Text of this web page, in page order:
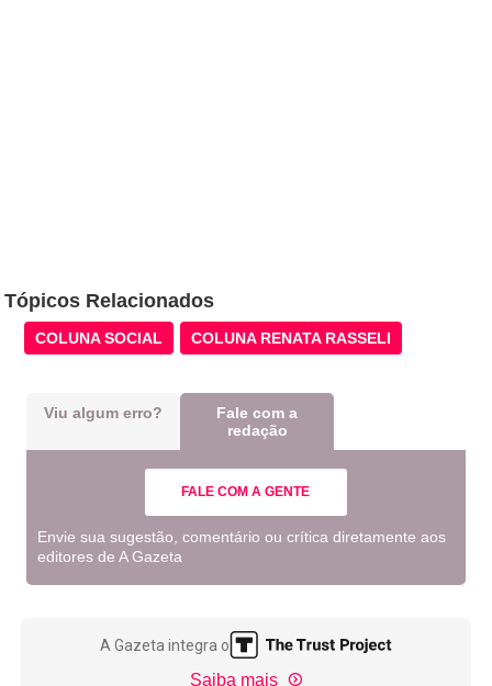
Tópicos Relacionados
COLUNA SOCIAL COLUNA RENATA RASSELI
Viu algum erro?
Fale com a
redação
FALE COM A GENTE
Envie sua sugestão, comentário ou crítica diretamente aos
editores de A Gazeta
A Gazeta integra o
Saiba mais